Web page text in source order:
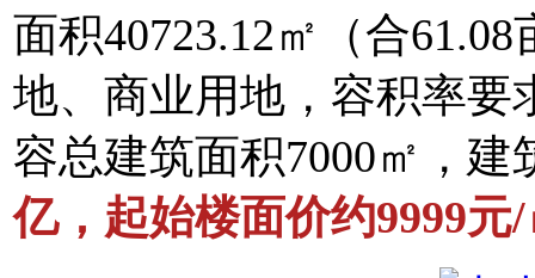
面积40723.12㎡（合
地、商业用地，容积率要
容总建筑面积7000㎡，建
亿，起始楼面价约9999元